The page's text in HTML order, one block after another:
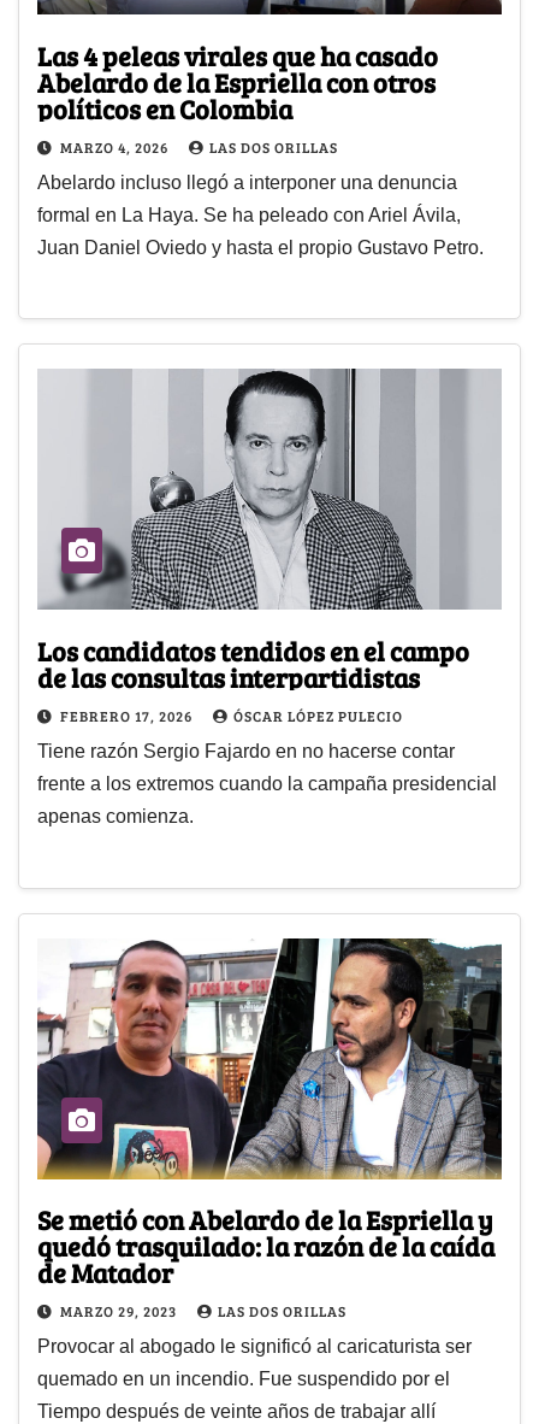
Las 4 peleas virales que ha casado
Abelardo de la Espriella con otros
políticos en Colombia
MARZO 4, 2026 LAS DOS ORILLAS
Abelardo incluso llegó a interponer una denuncia
formal en La Haya. Se ha peleado con Ariel Ávila,
Juan Daniel Oviedo y hasta el propio Gustavo Petro.
Los candidatos tendidos en el campo
de las consultas interpartidistas
FEBRERO 17, 2026 ÓSCAR LÓPEZ PULECIO
Tiene razón Sergio Fajardo en no hacerse contar
frente a los extremos cuando la campaña presidencial
apenas comienza.
Se metió con Abelardo de la Espriella y
quedó trasquilado: la razón de la caída
de Matador
MARZO 29, 2023 LAS DOS ORILLAS
Provocar al abogado le significó al caricaturista ser
quemado en un incendio. Fue suspendido por el
Tiempo después de veinte años de trabajar allí